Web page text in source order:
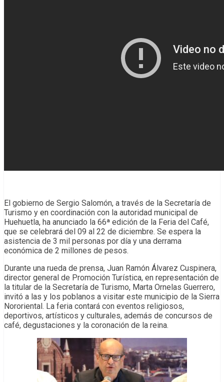
El gobierno de Sergio Salomón, a través de la Secretaría de
Turismo y en coordinación con la autoridad municipal de
Huehuetla, ha anunciado la 66ª edición de la Feria del Café,
que se celebrará del 09 al 22 de diciembre. Se espera la
asistencia de 3 mil personas por día y una derrama
económica de 2 millones de pesos.
Durante una rueda de prensa, Juan Ramón Álvarez Cuspinera,
director general de Promoción Turística, en representación de
la titular de la Secretaría de Turismo, Marta Ornelas Guerrero,
invitó a las y los poblanos a visitar este municipio de la Sierra
Nororiental. La feria contará con eventos religiosos,
deportivos, artísticos y culturales, además de concursos de
café, degustaciones y la coronación de la reina.